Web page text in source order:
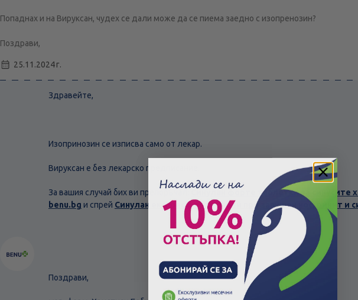
Попаднах и на Вируксан, чудех се дали може да се пиема заедно с изопренозин?
Поздрави,
25.11.2024 г.
Здравейте,
Изопринозин се изписва само от лекар.
Вируксан е без лекарско предписание.
За вашия случай бих ви препоръчал:
Синулан форте таблетки за синусите
benu.bg и спрей Синулан експрес форте спрей при запушен нос, ринит и
Поздрави,